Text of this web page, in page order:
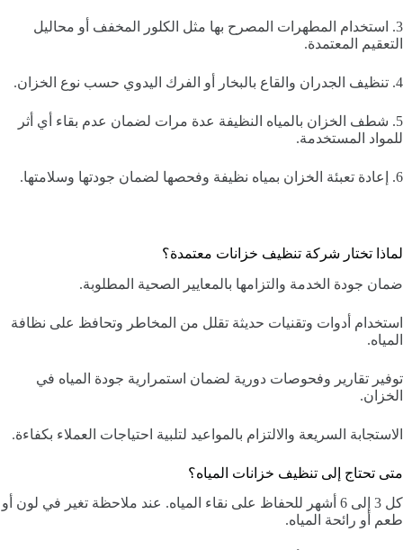
3. استخدام المطهرات المصرح بها مثل الكلور المخفف أو محاليل
التعقيم المعتمدة.
4. تنظيف الجدران والقاع بالبخار أو الفرك اليدوي حسب نوع الخزان.
5. شطف الخزان بالمياه النظيفة عدة مرات لضمان عدم بقاء أي أثر
للمواد المستخدمة.
6. إعادة تعبئة الخزان بمياه نظيفة وفحصها لضمان جودتها وسلامتها.
لماذا تختار شركة تنظيف خزانات معتمدة؟
ضمان جودة الخدمة والتزامها بالمعايير الصحية المطلوبة.
استخدام أدوات وتقنيات حديثة تقلل من المخاطر وتحافظ على نظافة
المياه.
توفير تقارير وفحوصات دورية لضمان استمرارية جودة المياه في
الخزان.
الاستجابة السريعة والالتزام بالمواعيد لتلبية احتياجات العملاء بكفاءة.
متى تحتاج إلى تنظيف خزانات المياه؟
كل 3 إلى 6 أشهر للحفاظ على نقاء المياه. عند ملاحظة تغير في لون أو
طعم أو رائحة المياه.